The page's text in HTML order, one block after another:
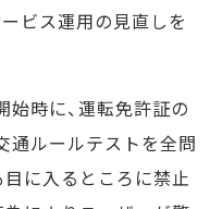
ビス運用の見直しを
時に、運転免許証の
通ルールテストを全問
に入るところに禁止